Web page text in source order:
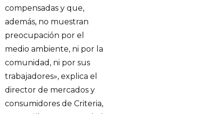
compensadas y que,
además, no muestran
preocupación por el
medio ambiente, ni por la
comunidad, ni por sus
trabajadores», explica el
director de mercados y
consumidores de Criteria,